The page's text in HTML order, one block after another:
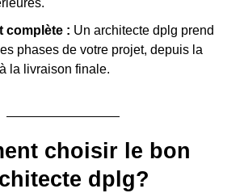
complète : Un architecte dplg prend
phases de votre projet, depuis la
la livraison finale.
choisir le bon
dplg?